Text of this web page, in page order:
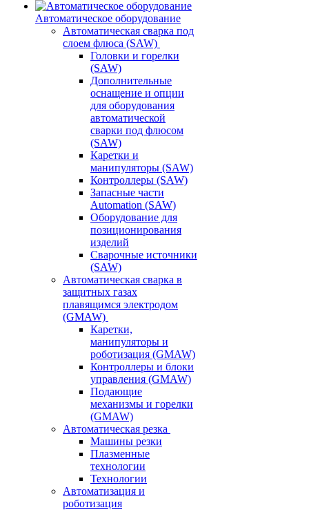
Автоматическое оборудование
Автоматическая сварка под
слоем флюса (SAW)
Головки и горелки
(SAW)
Дополнительные
оснащение и опции
для оборудования
автоматической
сварки под флюсом
(SAW)
Каретки и
манипуляторы (SAW)
Контроллеры (SAW)
Запасные части
Automation (SAW)
Оборудование для
позиционирования
изделий
Сварочные источники
(SAW)
Автоматическая сварка в
защитных газах
плавящимся электродом
(GMAW)
Каретки,
манипуляторы и
роботизация (GMAW)
Контроллеры и блоки
управления (GMAW)
Подающие
механизмы и горелки
(GMAW)
Автоматическая резка
Машины резки
Плазменные
технологии
Технологии
Автоматизация и
роботизация